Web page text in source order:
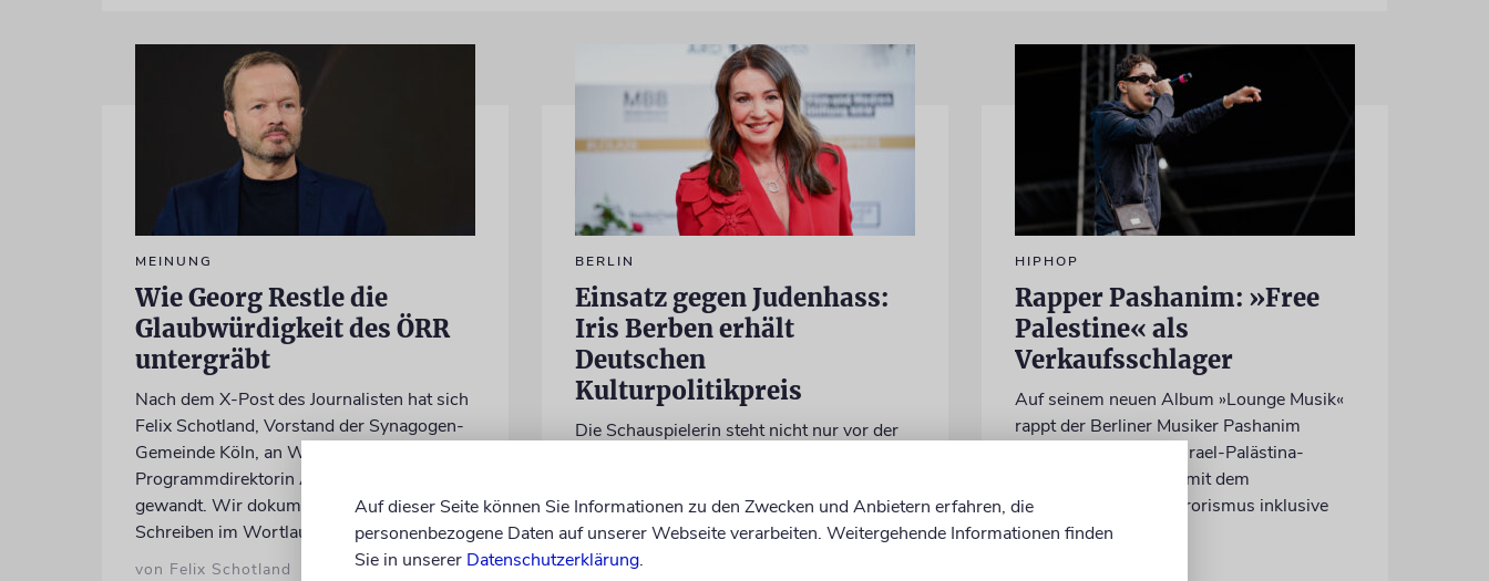
MEINUNG
Wie Georg Restle die
Glaubwürdigkeit des ÖRR
untergräbt
Nach dem X-Post des Journalisten hat sich
Felix Schotland, Vorstand der Synagogen-
Gemeinde Köln, an WDR-
Programmdirektorin Andrea Schafarczyk
gewandt. Wir dokumentieren das
Schreiben im Wortlaut
von Felix Schotland
BERLIN
Einsatz gegen Judenhass:
Iris Berben erhält
Deutschen
Kulturpolitikpreis
Die Schauspielerin steht nicht nur vor der
würdigt diese Leistung mit einem Preis.
Igor Levit ist Laudator
HIPHOP
Rapper Pashanim: »Free
Palestine« als
Verkaufsschlager
Auf seinem neuen Album »Lounge Musik«
rappt der Berliner Musiker Pashanim
wiederholt über den Israel-Palästina-
Konflikt – Kokettieren mit dem
palästinensischen Terrorismus inklusive
Auf dieser Seite können Sie Informationen zu den Zwecken und Anbietern erfahren, die
personenbezogene Daten auf unserer Webseite verarbeiten. Weitergehende Informationen finden
Sie in unserer Datenschutzerklärung.